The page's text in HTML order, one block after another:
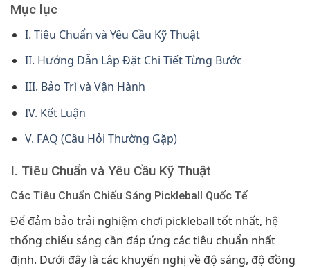
Mục lục
I. Tiêu Chuẩn và Yêu Cầu Kỹ Thuật
II. Hướng Dẫn Lắp Đặt Chi Tiết Từng Bước
III. Bảo Trì và Vận Hành
IV. Kết Luận
V. FAQ (Câu Hỏi Thường Gặp)
I. Tiêu Chuẩn và Yêu Cầu Kỹ Thuật
Các Tiêu Chuẩn Chiếu Sáng Pickleball Quốc Tế
Để đảm bảo trải nghiệm chơi pickleball tốt nhất, hệ
thống chiếu sáng cần đáp ứng các tiêu chuẩn nhất
định. Dưới đây là các khuyến nghị về độ sáng, độ đồng